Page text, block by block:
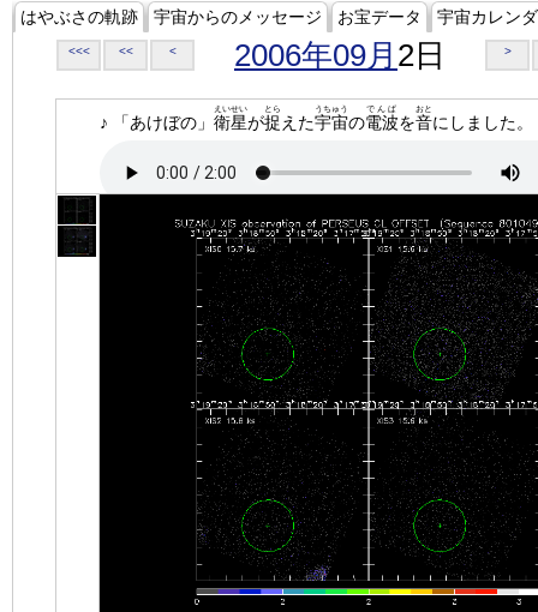
はやぶさの軌跡 宇宙からのメッセージ お宝データ 宇宙カレン
<<< << < 2006年09月 2日 >
♪ 「あけぼの」 衛星
えいせい
が捉
とら
えた宇宙
うちゅう
の電波
でんぱ
を音
おと
にしました。